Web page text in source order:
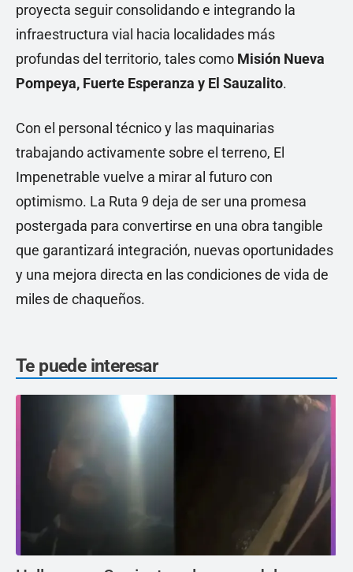
proyecta seguir consolidando e integrando la
infraestructura vial hacia localidades más
profundas del territorio, tales como Misión Nueva
Pompeya, Fuerte Esperanza y El Sauzalito.
Con el personal técnico y las maquinarias
trabajando activamente sobre el terreno, El
Impenetrable vuelve a mirar al futuro con
optimismo. La Ruta 9 deja de ser una promesa
postergada para convertirse en una obra tangible
que garantizará integración, nuevas oportunidades
y una mejora directa en las condiciones de vida de
miles de chaqueños.
Te puede interesar